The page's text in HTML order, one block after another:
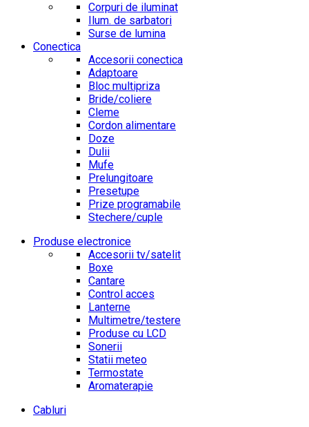
Corpuri de iluminat
Ilum. de sarbatori
Surse de lumina
Conectica
Accesorii conectica
Adaptoare
Bloc multipriza
Bride/coliere
Cleme
Cordon alimentare
Doze
Dulii
Mufe
Prelungitoare
Presetupe
Prize programabile
Stechere/cuple
Produse electronice
Accesorii tv/satelit
Boxe
Cantare
Control acces
Lanterne
Multimetre/testere
Produse cu LCD
Sonerii
Statii meteo
Termostate
Aromaterapie
Cabluri